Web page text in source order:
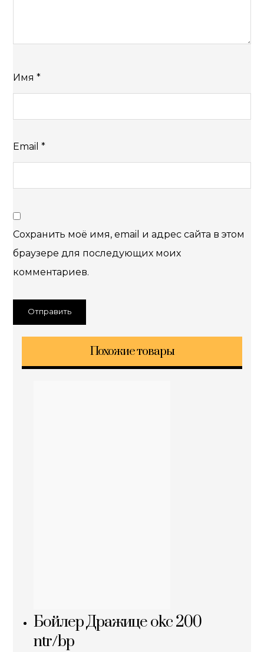
Имя*
Email*
Сохранить моё имя, email и адрес сайта в этом
браузере для последующих моих
комментариев.
Похожие товары
Бойлер Дражице okc 200
ntr/bp